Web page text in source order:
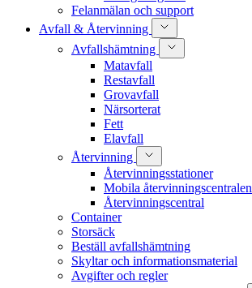
Felanmälan och support
Avfall & Återvinning
Avfallshämtning
Matavfall
Restavfall
Grovavfall
Närsorterat
Fett
Elavfall
Återvinning
Återvinningsstationer
Mobila återvinningscentralen
Återvinningscentral
Container
Storsäck
Beställ avfallshämtning
Skyltar och informationsmaterial
Avgifter och regler